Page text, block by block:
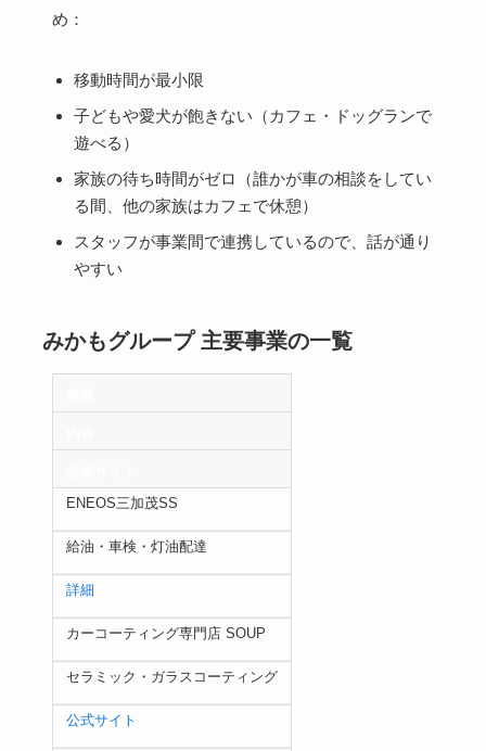
め：
移動時間が最小限
子どもや愛犬が飽きない（カフェ・ドッグランで
遊べる）
家族の待ち時間がゼロ（誰かが車の相談をしてい
る間、他の家族はカフェで休憩）
スタッフが事業間で連携しているので、話が通り
やすい
みかもグループ 主要事業の一覧
ENEOS三加茂SS
給油・車検・灯油配達
詳細
カーコーティング専門店 SOUP
セラミック・ガラスコーティング
公式サイト